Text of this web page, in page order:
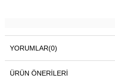
YORUMLAR(0)
ÜRÜN ÖNERILERI